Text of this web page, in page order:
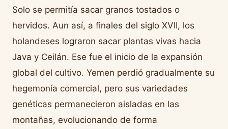
Solo se permitía sacar granos tostados o
hervidos. Aun así, a finales del siglo XVII, los
holandeses lograron sacar plantas vivas hacia
Java y Ceilán. Ese fue el inicio de la expansión
global del cultivo. Yemen perdió gradualmente su
hegemonía comercial, pero sus variedades
genéticas permanecieron aisladas en las
montañas, evolucionando de forma